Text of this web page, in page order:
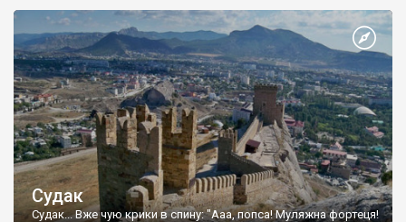
Судак
Судак... Вже чую крики в спину: "Ааа, попса! Муляжна фортеця!